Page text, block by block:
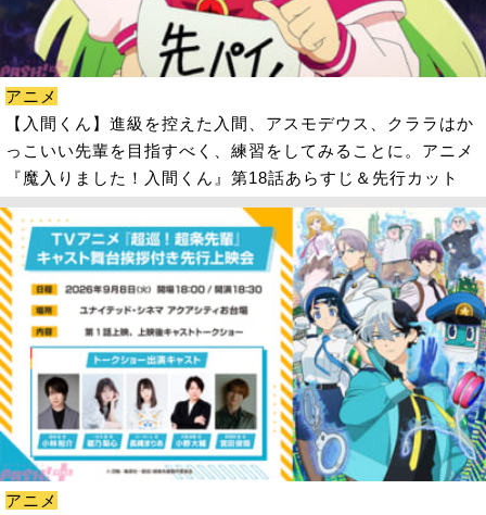
アニメ
【入間くん】進級を控えた入間、アスモデウス、クララはか
っこいい先輩を目指すべく、練習をしてみることに。アニメ
『魔入りました！入間くん』第18話あらすじ＆先行カット
アニメ